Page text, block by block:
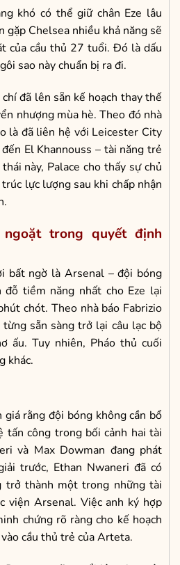
khó có thể giữ chân Eze lâu
gặp Chelsea nhiều khả năng sẽ
của cầu thủ 27 tuổi. Đó là dấu
sao này chuẩn bị ra đi.
đã lên sẵn kế hoạch thay thế
nhượng mùa hè. Theo đó nhà
là đã liên hệ với Leicester City
El Khannouss – tài năng trẻ
này, Palace cho thấy sự chủ
lực lượng sau khi chấp nhận
trong quyết định
bất ngờ là Arsenal – đội bóng
tiềm năng nhất cho Eze lại
chót. Theo nhà báo Fabrizio
từng sẵn sàng trở lại câu lạc bộ
ấu. Tuy nhiên, Pháo thủ cuối
khác.
rằng đội bóng không cần bổ
công trong bối cảnh hai tài
và Max Dowman đang phát
trước, Ethan Nwaneri đã có
trở thành một trong những tài
viện Arsenal. Việc anh ký hợp
chứng rõ ràng cho kế hoạch
cầu thủ trẻ của Arteta.